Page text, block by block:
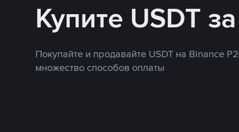
Купите USDT
Покупайте и продавайте USDT на Binance
множество способов оплаты